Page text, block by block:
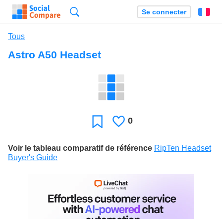
Se connecter
Tous
Astro A50 Headset
Favori J'aime
0
Voir le tableau comparatif de référence RipTen Headset
Buyer's Guide